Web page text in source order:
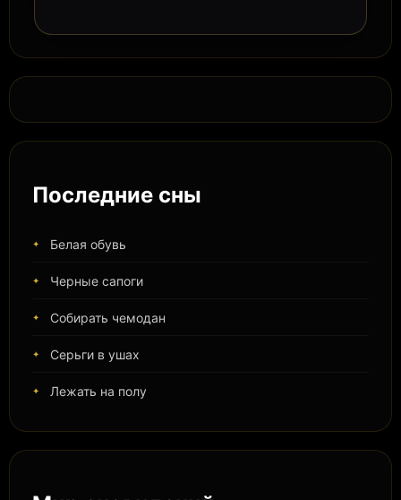
Последние сны
Белая обувь
Черные сапоги
Собирать чемодан
Серьги в ушах
Лежать на полу